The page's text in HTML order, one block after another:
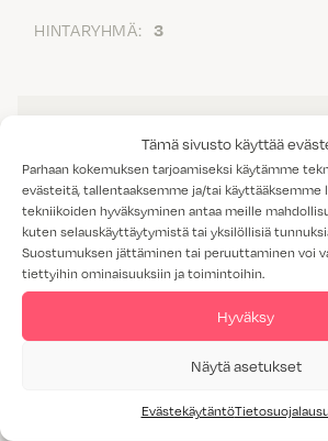
Tämä sivusto käyttää
Parhaan kokemuksen tarjoamiseksi käytämme
evästeitä, tallentaaksemme ja/tai käyttääksemme
tekniikoiden hyväksyminen antaa meille
kuten selauskäyttäytymistä tai yksilöllisiä
Suostumuksen jättäminen tai peruuttaminen voi
tiettyihin ominaisuuksiin ja toimintoihin.
Hyväksy
Näytä asetukset
Evästekäytäntö
HINTARYHMÄ: 3
TUOTTEET
TILAT